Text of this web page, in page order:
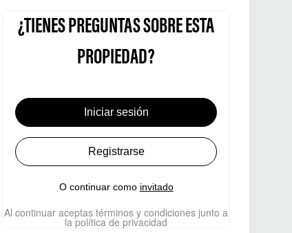
¿TIENES PREGUNTAS SOBRE ESTA
PROPIEDAD?
Iniciar sesión
Registrarse
O continuar como invitado
Al continuar aceptas términos y condiciones junto a
la política de privacidad